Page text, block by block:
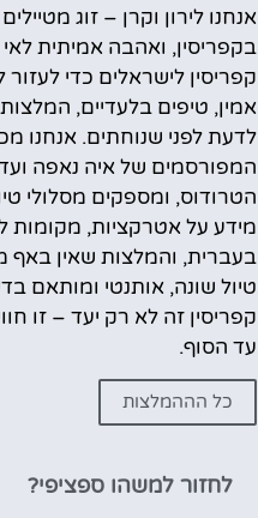
בקפריסין, ואהבה אמיתית
קפריסין לישראלים כדי
אמין, טיפים בלעדיים,
לדעת לפני שנוחתים. אנחנו
המפורסמים של איה נאפה
הטרודוס, ומספקים מסלולי
מידע על אטרקציות, מקומות
בעברית, והמלצות שאין
טיול שונה, אותנטי ומותאם
קפריסין זה לא רק יעד – זו
עד הסוף.
כל הההמלצות
לחזור למשהו ספציפי?